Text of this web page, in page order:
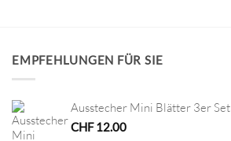
EMPFEHLUNGEN FÜR SIE
Ausstecher Mini Blätter 3er Set
CHF12.00